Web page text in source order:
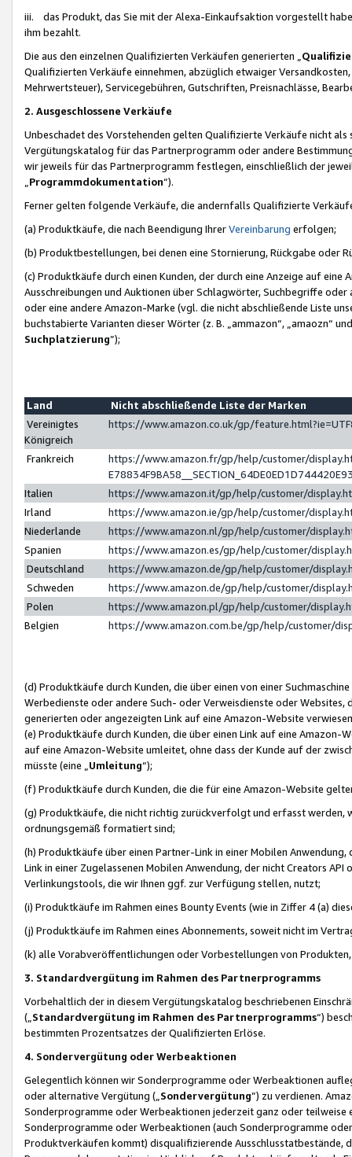
iii. das Produkt, das Sie mit der Alexa-Einkaufsaktion vorgestellt
ihm bezahlt.
Die aus den einzelnen Qualifizierten Verkäufen generierten „
Qualifizierten Verkäufe einnehmen, abzüglich etwaiger
Mehrwertsteuer), Servicegebühren, Gutschriften, Preisnachlässe,
2. Ausgeschlossene Verkäufe
Unbeschadet des Vorstehenden gelten Qualifizierte Verkäufe nicht
Vergütungskatalog für das Partnerprogramm oder andere
wir jeweils für das Partnerprogramm festlegen, einschließlich der
Programmdokumentation“).
Ferner gelten folgende Verkäufe, die andernfalls Qualifizierte
(a) Produktkäufe, die nach Beendigung IhrerVereinbarung erfolgen;
(b) Produktbestellungen, bei denen eine Stornierung, Rückgabe oder
(c) Produktkäufe durch einen Kunden, der durch eine Anzeige auf
Ausschreibungen und Auktionen über Schlagwörter, Suchbegriffe
oder eine andere Amazon-Marke (vgl. die nicht abschließende Liste
buchstabierte Varianten dieser Wörter (z. B. „ammazon“, „amaozn“
Suchplatzierung”);
Land
Nicht abschließende Liste der Marken
Vereinigtes
Königreich
https://www.amazon.co.uk/gp/
Frankreich
https://www.amazon.fr/gp/help/customer/
Italien
https://www.amazon.it/gp/help/customer/
Irland
https://www.amazon.ie/gp/help/customer/
Niederlande
https://www.amazon.nl/gp/help/customer/
Spanien
https://www.amazon.es/gp/help/customer/
Deutschland
https://www.amazon.de/gp/help/customer/
Schweden
https://www.amazon.de/gp/help/customer/
Polen
https://www.amazon.pl/gp/help/customer/
Belgien
https://www.amazon.com.be/gp/help/customer/
(d) Produktkäufe durch Kunden, die über einen von einer
Werbedienste oder andere Such- oder Verweisdienste oder Websites,
generierten oder angezeigten Link auf eine Amazon-Website
(e) Produktkäufe durch Kunden, die über einen Link auf eine
auf eine Amazon-Website umleitet, ohne dass der Kunde auf der
müsste (eine „ Umleitung“);
(f) Produktkäufe durch Kunden, die die für eine Amazon-Website
(g) Produktkäufe, die nicht richtig zurückverfolgt und erfasst werden,
ordnungsgemäß formatiert sind;
(h) Produktkäufe über einen Partner-Link in einer Mobilen
Link in einer Zugelassenen Mobilen Anwendung, der nicht Creators
Verlinkungstools, die wir Ihnen ggf. zur Verfügung stellen, nutzt;
(i) Produktkäufe im Rahmen eines Bounty Events (wie in Ziffer 4 (a)
(j) Produktkäufe im Rahmen eines Abonnements, soweit nicht im
(k) alle Vorabveröffentlichungen oder Vorbestellungen von
3. Standardvergütung im Rahmen des Partnerprogramms
Vorbehaltlich der in diesem Vergütungskatalog beschriebenen
(„ Standardvergütung im Rahmen des Partnerprogramms“)
bestimmten Prozentsatzes der Qualifizierten Erlöse.
4. Sondervergütung oder Werbeaktionen
Gelegentlich können wir Sonderprogramme oder Werbeaktionen
oder alternative Vergütung („ Sondervergütung”) zu verdienen.
Sonderprogramme oder Werbeaktionen jederzeit ganz oder
Sonderprogramme oder Werbeaktionen (auch Sonderprogramme
Produktverkäufen kommt) disqualifizierende Ausschlusstatbestände,